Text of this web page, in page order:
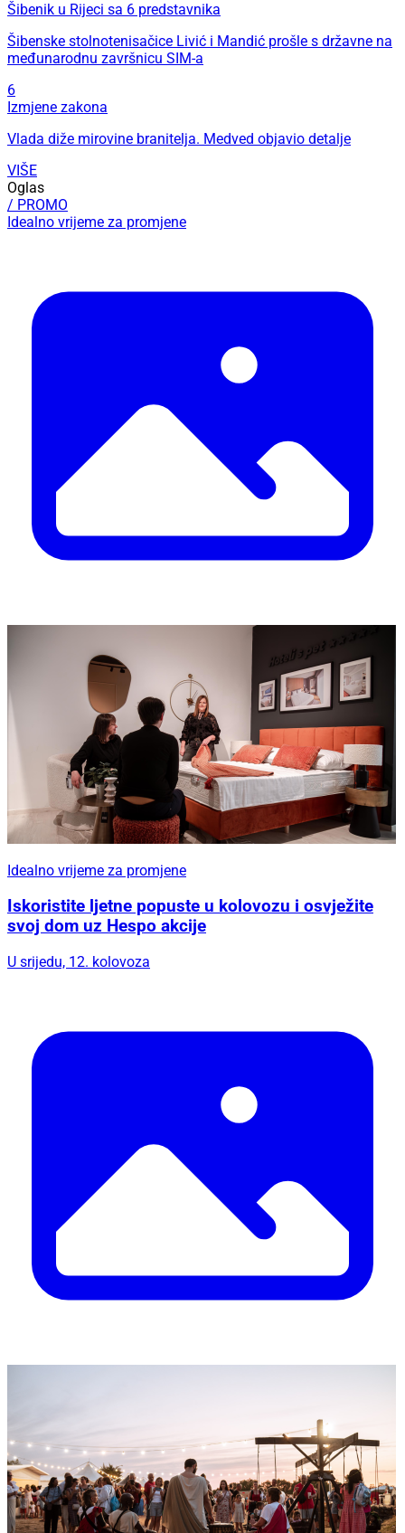
Šibenik u Rijeci sa 6 predstavnika
Šibenske stolnotenisačice Livić i Mandić prošle s državne na
međunarodnu završnicu SIM-a
6
Izmjene zakona
Vlada diže mirovine branitelja. Medved objavio detalje
VIŠE
Oglas
/ PROMO
Idealno vrijeme za promjene
Idealno vrijeme za promjene
Iskoristite ljetne popuste u kolovozu i osvježite
svoj dom uz Hespo akcije
U srijedu, 12. kolovoza